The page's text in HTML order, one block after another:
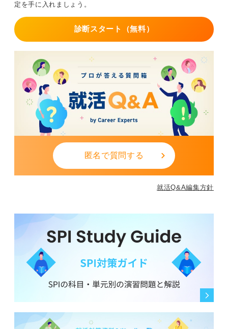
定を手に入れましょう。
診断スタート（無料）
匿名で質問する
就活Q&A編集方針